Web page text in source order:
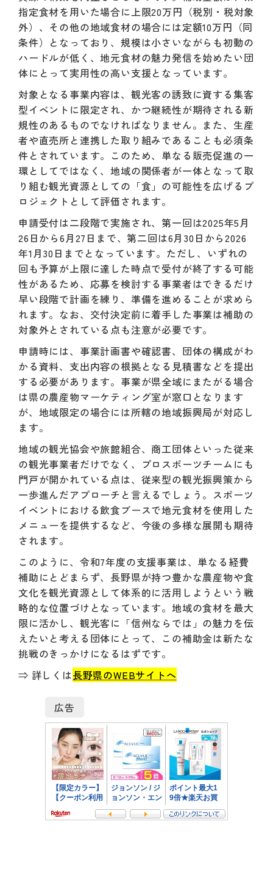
指定食材を用いた場合に上限20万円（税別・税対象
外）、その他の地域食材の場合には定額10万円（同
条件）となっており、規模は小さいながらも初動の
ハードルが低く、地元食材の魅力発信を始めたい団
体にとって実用性の高い支援となっています。
対象となる事業内容は、観光客の誘致に資する集客
型イベントに限定され、かつ継続性が期待される新
規性のあるものでなければなりません。また、生産
者や直売所と連携した取り組みであることも必須条
件とされています。このため、単なる販売促進の一
環としてではなく、地域の関係者が一体となって取
り組む観光資源としての「食」の可能性を広げるプ
ロジェクトとして評価されます。
申請受付は二段階で実施され、第一回は2025年5月
26日から6月27日まで、第二回は6月30日から2026
年1月30日までとなっています。ただし、いずれの
回も予算が上限に達した時点で受付が終了する可能
性があるため、応募を検討する事業者はできるだけ
早い段階で計画を練り、準備を進めることが求めら
れます。なお、交付決定前に着手した事業は補助の
対象外とされている点も注意が必要です。
申請時には、事業計画書や確認書、団体の構成がわ
かる資料、支出内容の根拠となる見積書などを提出
する必要があります。事業が県全域にまたがる場合
は県の農産物マーケティング室が窓口となります
が、地域限定の場合には所轄の地域振興局が対応し
ます。
地域の観光協会や旅館組合、商工団体といった従来
の観光事業者だけでなく、プロスポーツチームにも
門戸が開かれている点は、従来型の観光振興策から
一歩進んだアプローチと言えるでしょう。スポーツ
イベントにおける飲食ブースで地元食材を使用した
メニューを提供するなど、今後の多様な展開も期待
されます。
このように、令和7年度の支援事業は、単なる経費
補助にとどまらず、長野県が持つ豊かな農産物や食
文化を観光資源として体系的に活用しようという戦
略的な位置づけとなっています。地域の食材を最大
限に活かし、観光客に「信州ならでは」の魅力を伝
えたいと考える団体にとって、この補助金は新たな
挑戦のきっかけになるはずです。
⇒ 詳しくは長野県のWEBサイトへ
広告